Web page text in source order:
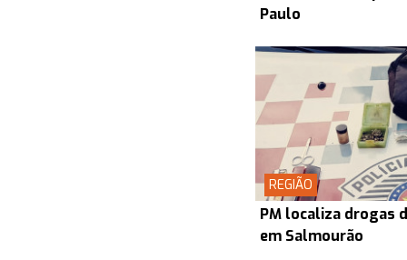
Paulo
REGIÃO
PM localiza drogas
em Salmourão